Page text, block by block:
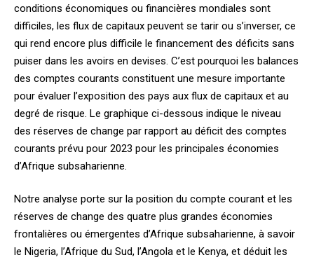
conditions économiques ou financières mondiales sont
difficiles, les flux de capitaux peuvent se tarir ou s’inverser, ce
qui rend encore plus difficile le financement des déficits sans
puiser dans les avoirs en devises. C’est pourquoi les balances
des comptes courants constituent une mesure importante
pour évaluer l’exposition des pays aux flux de capitaux et au
degré de risque. Le graphique ci-dessous indique le niveau
des réserves de change par rapport au déficit des comptes
courants prévu pour 2023 pour les principales économies
d’Afrique subsaharienne.
Notre analyse porte sur la position du compte courant et les
réserves de change des quatre plus grandes économies
frontalières ou émergentes d’Afrique subsaharienne, à savoir
le Nigeria, l’Afrique du Sud, l’Angola et le Kenya, et déduit les